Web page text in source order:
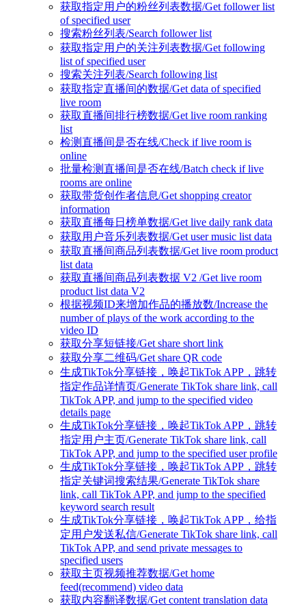
获取指定用户的粉丝列表数据/Get follower list
of specified user
搜索粉丝列表/Search follower list
获取指定用户的关注列表数据/Get following
list of specified user
搜索关注列表/Search following list
获取指定直播间的数据/Get data of specified
live room
获取直播间排行榜数据/Get live room ranking
list
检测直播间是否在线/Check if live room is
online
批量检测直播间是否在线/Batch check if live
rooms are online
获取带货创作者信息/Get shopping creator
information
获取直播每日榜单数据/Get live daily rank data
获取用户音乐列表数据/Get user music list data
获取直播间商品列表数据/Get live room product
list data
获取直播间商品列表数据 V2 /Get live room
product list data V2
根据视频ID来增加作品的播放数/Increase the
number of plays of the work according to the
video ID
获取分享短链接/Get share short link
获取分享二维码/Get share QR code
生成TikTok分享链接，唤起TikTok APP，跳转
指定作品详情页/Generate TikTok share link, call
TikTok APP, and jump to the specified video
details page
生成TikTok分享链接，唤起TikTok APP，跳转
指定用户主页/Generate TikTok share link, call
TikTok APP, and jump to the specified user profile
生成TikTok分享链接，唤起TikTok APP，跳转
指定关键词搜索结果/Generate TikTok share
link, call TikTok APP, and jump to the specified
keyword search result
生成TikTok分享链接，唤起TikTok APP，给指
定用户发送私信/Generate TikTok share link, call
TikTok APP, and send private messages to
specified users
获取主页视频推荐数据/Get home
feed(recommend) video data
获取内容翻译数据/Get content translation data